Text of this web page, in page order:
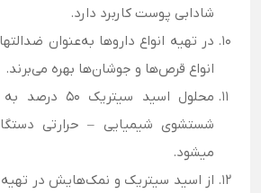
شادابی پوست کاربرد دارد.
در تهیه انواع داروها به‌عنوان
انواع قرص‌ها و جوشان‌ها بهره می‌برند.
محلول اسید
شستشوی شیمیایی – حرارتی
میشود.
از اسید سیتریک و نمک‌هایش در